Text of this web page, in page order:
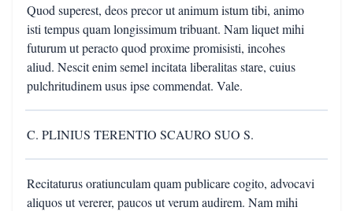
Quod superest, deos precor ut animum istum tibi, animo
isti tempus quam longissimum tribuant. Nam liquet mihi
futurum ut peracto quod proxime promisisti, incohes
aliud. Nescit enim semel incitata liberalitas stare, cuius
pulchritudinem usus ipse commendat. Vale.
C. PLINIUS TERENTIO SCAURO SUO S.
Recitaturus oratiunculam quam publicare cogito, advocavi
aliquos ut vererer, paucos ut verum audirem. Nam mihi